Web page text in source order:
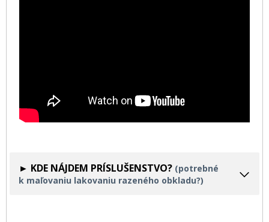
► KDE NÁJDEM PRÍSLUŠENSTVO? (potrebné
k maľovaniu lakovaniu razeného obkladu?)